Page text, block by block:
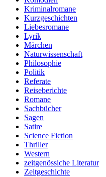
Kriminalromane
Kurzgeschichten
Liebesromane
Lyrik
Märchen
Naturwissenschaft
Philosophie
Politik
Referate
Reiseberichte
Romane
Sachbücher
Sagen
Satire
Science Fiction
Thriller
Western
zeitgenössiche Literatur
Zeitgeschichte